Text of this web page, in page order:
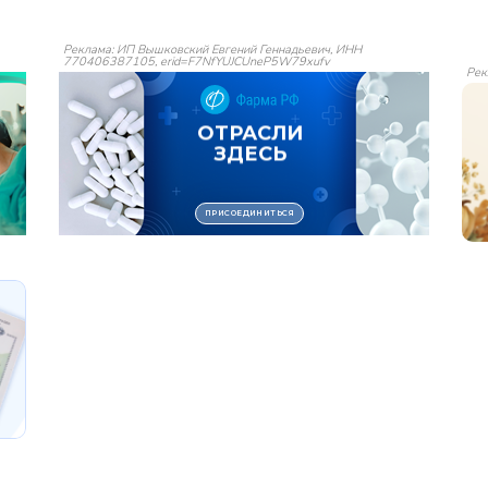
Реклама: ИП Вышковский Евгений Геннадьевич, ИНН
770406387105, erid=F7NfYUJCUneP5W79xufv